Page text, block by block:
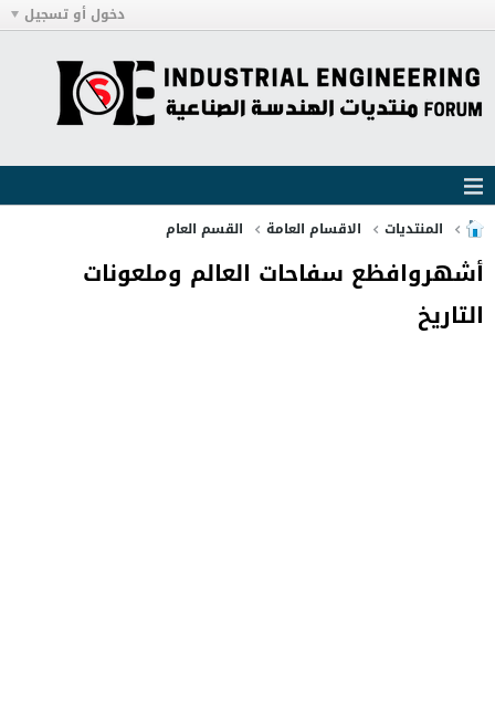
دخول أو تسجيل
المنتديات الاقسام العامة القسم العام
أشهروافظع سفاحات العالم وملعونات
التاريخ